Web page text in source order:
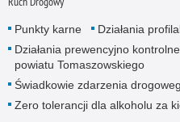
Punkty karne
Działania
Działania prewencyjno
powiatu Tomaszowskiego
Świadkowie zdarzenia
Zero tolerancji dla alkoholu za